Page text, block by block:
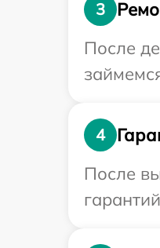
3
После
4
После